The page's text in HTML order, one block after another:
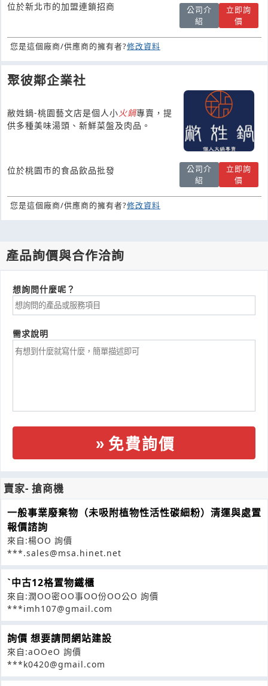
位於新北市的加盟連鎖招商
公司介
紹
立即詢
價
您是這個廠商/供應商的擁有者?修改資料
聚彼鄰企業社
敝姓鍋-桃園藝文店是個人小 火鍋專賣，提
供多種美味湯頭、新鮮菜盤及肉品。
位於桃園市的食品飲品批發
公司介
紹
立即詢
價
您是這個廠商/供應商的擁有者?修改資料
產品詢價與合作洽詢
想詢問什麼呢？
需求說明
免費詢價
賣家- 搶商機
一般事業廢棄物（未吸附植物性活性碳細粉）清運與處置
報價諮詢
來自:楊OO 詢價
***.sales@msa.hinet.net
ˋ中古12格置物鐵櫃
來自:潤OO密OO事OO份OO公O 詢價
***imh107@gmail.com
詢價 想要請問網站建設
來自:aOOeO 詢價
***k0420@gmail.com